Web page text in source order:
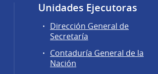
Unidades Ejecutoras
Dirección General de
Secretaría
Contaduría General de la
Nación